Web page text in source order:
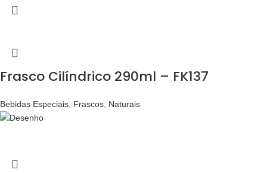
Frasco Cilíndrico 290ml – FK137
Bebidas Especiais Frascos Naturais